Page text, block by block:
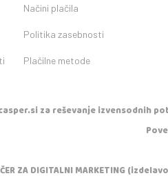
Načini plačila
Politika zasebnosti
Plačilne metode
za reševanje izvensodnih
ZA DIGITALNI MARKETING